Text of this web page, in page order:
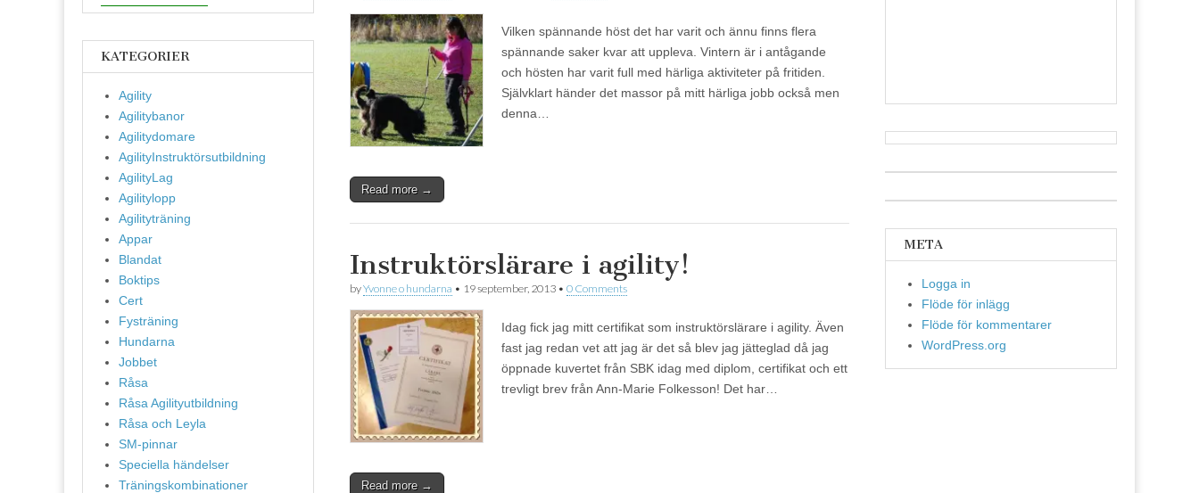
Vilken spännande höst det har varit och ännu finns flera
spännande saker kvar att uppleva. Vintern är i antågande
och hösten har varit full med härliga aktiviteter på fritiden.
Självklart händer det massor på mitt härliga jobb också men
denna…
Read more →
Instruktörslärare i agility!
byYvonne o hundarna • 19 september, 2013 • 0 Comments
Idag fick jag mitt certifikat som instruktörslärare i agility. Även
fast jag redan vet att jag är det så blev jag jätteglad då jag
öppnade kuvertet från SBK idag med diplom, certifikat och ett
trevligt brev från Ann-Marie Folkesson! Det har…
Read more →
KATEGORIER
Agility
Agilitybanor
Agilitydomare
AgilityInstruktörsutbildning
AgilityLag
Agilitylopp
Agilityträning
Appar
Blandat
Boktips
Cert
Fysträning
Hundarna
Jobbet
Råsa
Råsa Agilityutbildning
Råsa och Leyla
SM-pinnar
Speciella händelser
Träningskombinationer
META
Logga in
Flöde för inlägg
Flöde för kommentarer
WordPress.org